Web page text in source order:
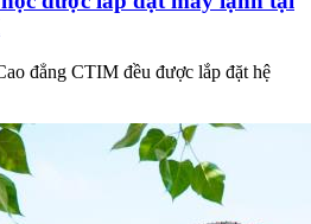
đẳng CTIM đều được lắp đặt hệ